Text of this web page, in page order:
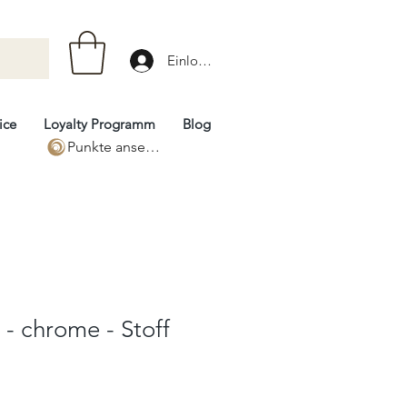
Einloggen
Loyalty Programm
Blog
Punkte ansehen
chrome - Stoff